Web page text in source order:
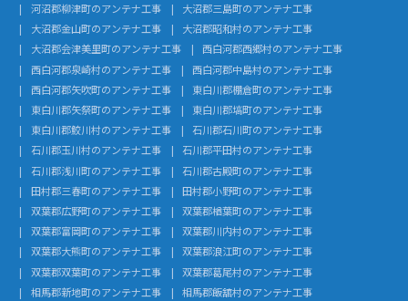
河沼郡柳津町のアンテナ工事
大沼郡三島町のアンテナ工事
大沼郡金山町のアンテナ工事
大沼郡昭和村のアンテナ工事
大沼郡会津美里町のアンテナ工事
西白河郡西郷村のアンテナ工事
西白河郡泉崎村のアンテナ工事
西白河郡中島村のアンテナ工事
西白河郡矢吹町のアンテナ工事
東白川郡棚倉町のアンテナ工事
東白川郡矢祭町のアンテナ工事
東白川郡塙町のアンテナ工事
東白川郡鮫川村のアンテナ工事
石川郡石川町のアンテナ工事
石川郡玉川村のアンテナ工事
石川郡平田村のアンテナ工事
石川郡浅川町のアンテナ工事
石川郡古殿町のアンテナ工事
田村郡三春町のアンテナ工事
田村郡小野町のアンテナ工事
双葉郡広野町のアンテナ工事
双葉郡楢葉町のアンテナ工事
双葉郡富岡町のアンテナ工事
双葉郡川内村のアンテナ工事
双葉郡大熊町のアンテナ工事
双葉郡浪江町のアンテナ工事
双葉郡双葉町のアンテナ工事
双葉郡葛尾村のアンテナ工事
相馬郡新地町のアンテナ工事
相馬郡飯舘村のアンテナ工事